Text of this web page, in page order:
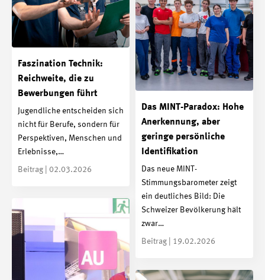
Faszination Technik:
Reichweite, die zu
Bewerbungen führt
Jugendliche entscheiden sich
nicht für Berufe, sondern für
Perspektiven, Menschen und
Erlebnisse,…
Beitrag | 02.03.2026
Das MINT-Paradox: Hohe
Anerkennung, aber
geringe persönliche
Identifikation
Das neue MINT-
Stimmungsbarometer zeigt
ein deutliches Bild: Die
Schweizer Bevölkerung hält
zwar…
Beitrag | 19.02.2026